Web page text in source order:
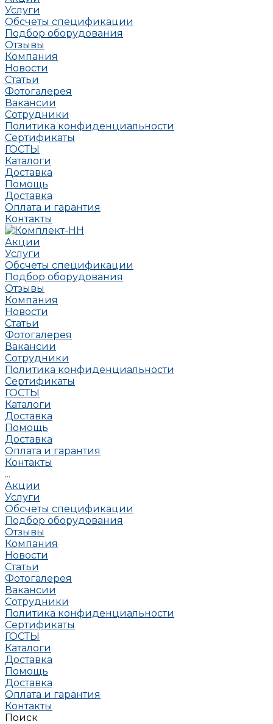
Услуги
Обсчеты спецификации
Подбор оборудования
Отзывы
Компания
Новости
Статьи
Фотогалерея
Вакансии
Сотрудники
Политика конфиденциальности
Сертификаты
ГОСТЫ
Каталоги
Доставка
Помощь
Доставка
Оплата и гарантия
Контакты
Акции
Услуги
Обсчеты спецификации
Подбор оборудования
Отзывы
Компания
Новости
Статьи
Фотогалерея
Вакансии
Сотрудники
Политика конфиденциальности
Сертификаты
ГОСТЫ
Каталоги
Доставка
Помощь
Доставка
Оплата и гарантия
Контакты
...
Акции
Услуги
Обсчеты спецификации
Подбор оборудования
Отзывы
Компания
Новости
Статьи
Фотогалерея
Вакансии
Сотрудники
Политика конфиденциальности
Сертификаты
ГОСТЫ
Каталоги
Доставка
Помощь
Доставка
Оплата и гарантия
Контакты
Поиск